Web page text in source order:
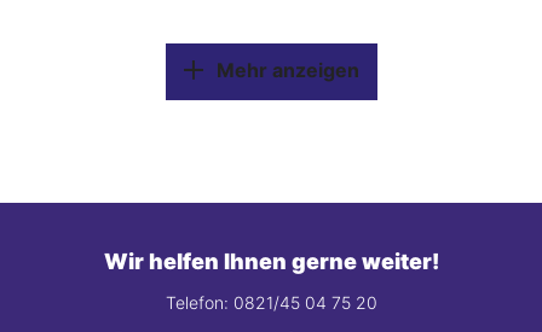
Mehr anzeigen
Wir helfen Ihnen gerne weiter!
Telefon: 0821/45 04 75 20